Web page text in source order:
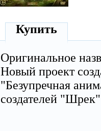
Купить
Оригинальное
Новый проект
"Безупречная
создателей